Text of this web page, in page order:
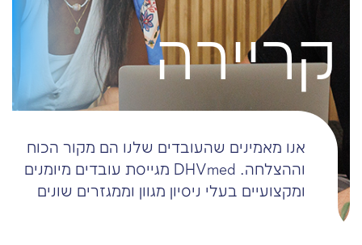
קריירה
אנו מאמינים שהעובדים שלנו הם מקור הכוח
וההצלחה. DHVmed מגייסת עובדים מיומנים
ומקצועיים בעלי ניסיון מגוון וממגזרים שונים